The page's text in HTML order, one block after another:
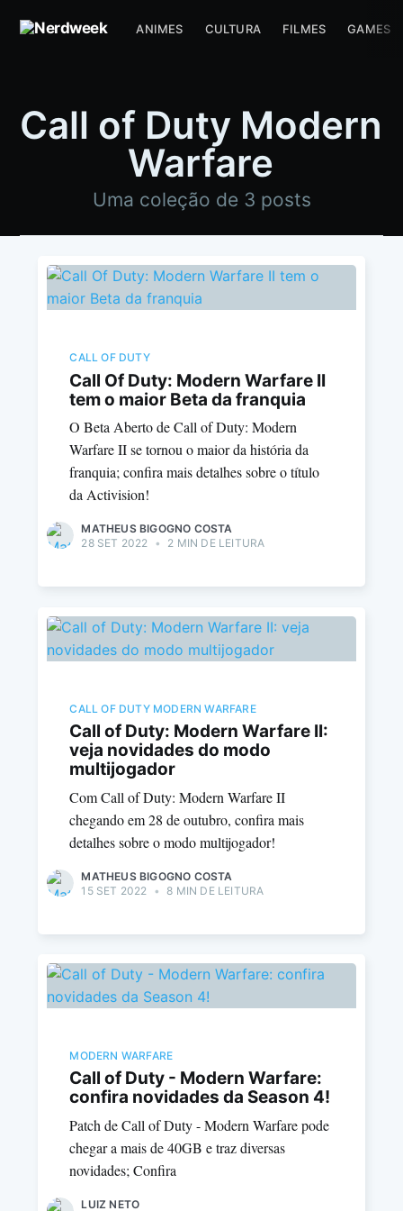
ANIMES CULTURA FILMES GAMES
Call of Duty Modern
Warfare
Uma coleção de 3 posts
CALL OF DUTY
Call Of Duty: Modern Warfare II
tem o maior Beta da franquia
O Beta Aberto de Call of Duty: Modern
Warfare II se tornou o maior da história da
franquia; confira mais detalhes sobre o título
da Activision!
MATHEUS BIGOGNO COSTA
28 SET 2022 • 2 MIN DE LEITURA
CALL OF DUTY MODERN WARFARE
Call of Duty: Modern Warfare II:
veja novidades do modo
multijogador
Com Call of Duty: Modern Warfare II
chegando em 28 de outubro, confira mais
detalhes sobre o modo multijogador!
MATHEUS BIGOGNO COSTA
15 SET 2022
• 8 MIN DE LEITURA
MODERN WARFARE
Call of Duty - Modern Warfare:
confira novidades da Season 4!
Patch de Call of Duty - Modern Warfare pode
chegar a mais de 40GB e traz diversas
novidades; Confira
LUIZ NETO